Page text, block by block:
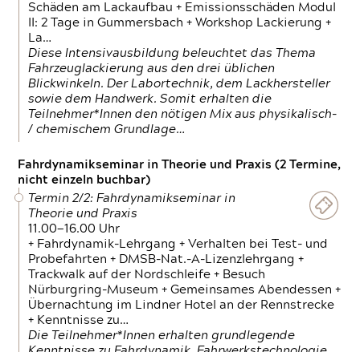
Schäden am Lackaufbau + Emissionsschäden Modul
II: 2 Tage in Gummersbach + Workshop Lackierung +
La…
Diese Intensivausbildung beleuchtet das Thema
Fahrzeuglackierung aus den drei üblichen
Blickwinkeln. Der Labortechnik, dem Lackhersteller
sowie dem Handwerk. Somit erhalten die
Teilnehmer*Innen den nötigen Mix aus physikalisch-
/ chemischem Grundlage…
Fahrdynamikseminar in Theorie und Praxis (2 Termine,
nicht einzeln buchbar)
Termin 2/2: Fahrdynamikseminar in
Theorie und Praxis
11.00—16.00 Uhr
+ Fahrdynamik-Lehrgang + Verhalten bei Test- und
Probefahrten + DMSB-Nat.-A-Lizenzlehrgang +
Trackwalk auf der Nordschleife + Besuch
Nürburgring-Museum + Gemeinsames Abendessen +
Übernachtung im Lindner Hotel an der Rennstrecke
+ Kenntnisse zu…
Die Teilnehmer*Innen erhalten grundlegende